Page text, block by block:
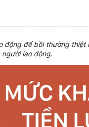
để bồi thường thiệt
lao động.